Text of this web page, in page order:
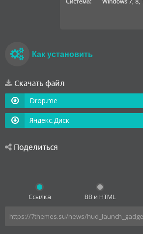
Как установить
Скачать файл
Drop.me
Яндекс.Диск
Поделиться
Ссылка BB и HTML